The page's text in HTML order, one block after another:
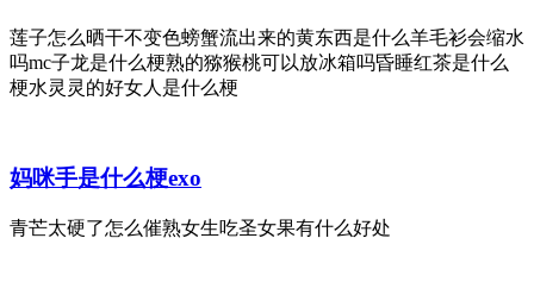
莲子怎么晒干不变色螃蟹流出来的黄东西是什么羊毛衫会缩水
吗mc子龙是什么梗熟的猕猴桃可以放冰箱吗昏睡红茶是什么
梗水灵灵的好女人是什么梗
妈咪手是什么梗exo
青芒太硬了怎么催熟女生吃圣女果有什么好处